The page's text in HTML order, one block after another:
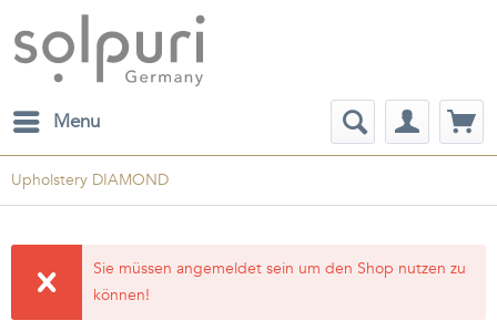
Menu
Upholstery DIAMOND
Sie müssen angemeldet sein um den Shop nutzen zu
können!